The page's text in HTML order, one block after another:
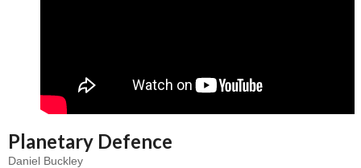
Planetary Defence
Daniel Buckley